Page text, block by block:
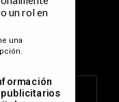
y los últimos
electrónico.